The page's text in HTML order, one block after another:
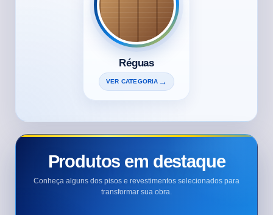
Réguas
VER CATEGORIA
Produtos em destaque
Conheça alguns dos pisos e revestimentos selecionados para
transformar sua obra.